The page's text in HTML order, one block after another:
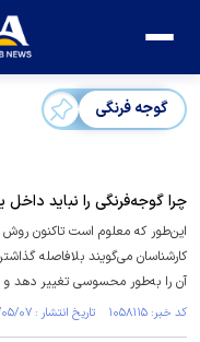
گوجه فرنگی
چرا گوجه‌فرنگی را نباید
این‌طور که معلوم است تاکنون روش
کارشناسان می‌گویند بلافاصله
آن را به‌طور محسوسی تغییر دهد
کد خبر: ۱۰۵۸۱۱۵ تاریخ انتشار : ۱۴۰۵/۰۵/۰۷